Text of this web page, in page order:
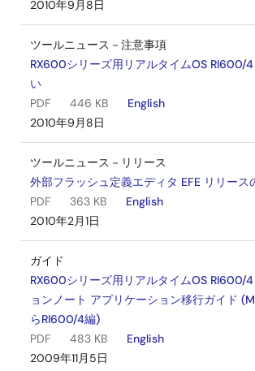
2010年9月8日
ツールニュース－注意事項
RX600シリーズ用リアルタイムOS RI600/
い
PDF
446 KB
English
2010年9月8日
ツールニュース－リリース
外部フラッシュ定義エディタ EFE リリース
PDF
363 KB
English
2010年2月1日
ガイド
RX600シリーズ用リアルタイムOS RI600/
ョンノート アプリケーション移行ガイド
らRI600/4編)
PDF
483 KB
English
2009年11月5日